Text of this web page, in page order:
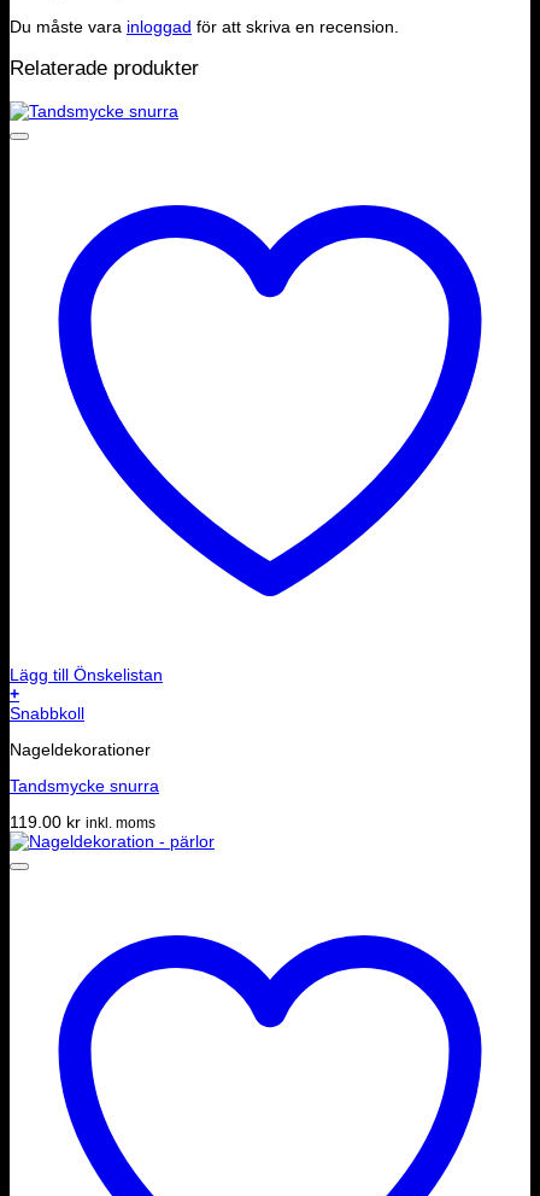
Du måste vara inloggad för att skriva en recension.
Relaterade produkter
Lägg till Önskelistan
+
Snabbkoll
Nageldekorationer
Tandsmycke snurra
119.00 kr inkl. moms